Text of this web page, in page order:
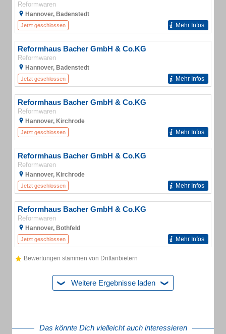
Reformwaren
Hannover, Badenstedt
Jetzt geschlossen Mehr Infos
Reformhaus Bacher GmbH & Co.KG
Reformwaren
Hannover, Badenstedt
Jetzt geschlossen Mehr Infos
Reformhaus Bacher GmbH & Co.KG
Reformwaren
Hannover, Kirchrode
Jetzt geschlossen Mehr Infos
Reformhaus Bacher GmbH & Co.KG
Reformwaren
Hannover, Kirchrode
Jetzt geschlossen Mehr Infos
Reformhaus Bacher GmbH & Co.KG
Reformwaren
Hannover, Bothfeld
Jetzt geschlossen Mehr Infos
Bewertungen stammen von Drittanbietern
Weitere Ergebnisse laden
Das könnte Dich vielleicht auch interessieren